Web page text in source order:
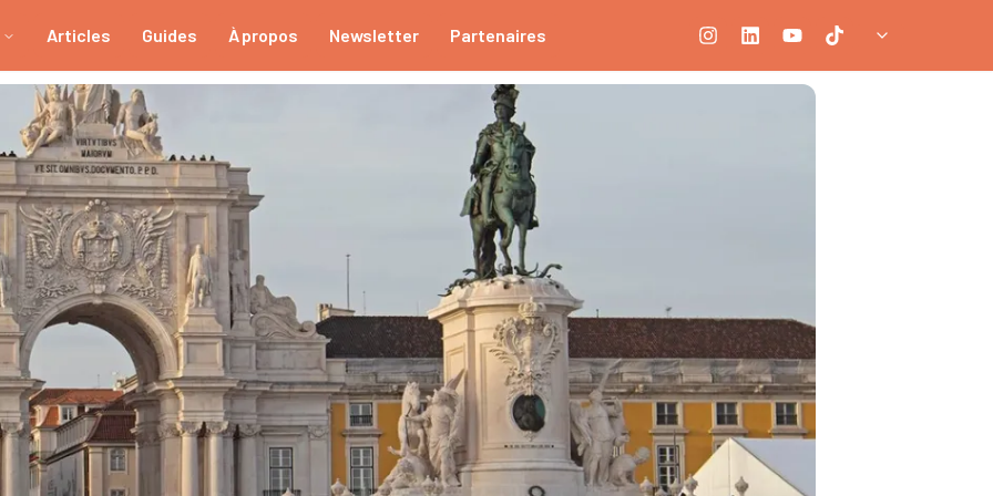
Articles Guides À propos Newsletter Partenaires